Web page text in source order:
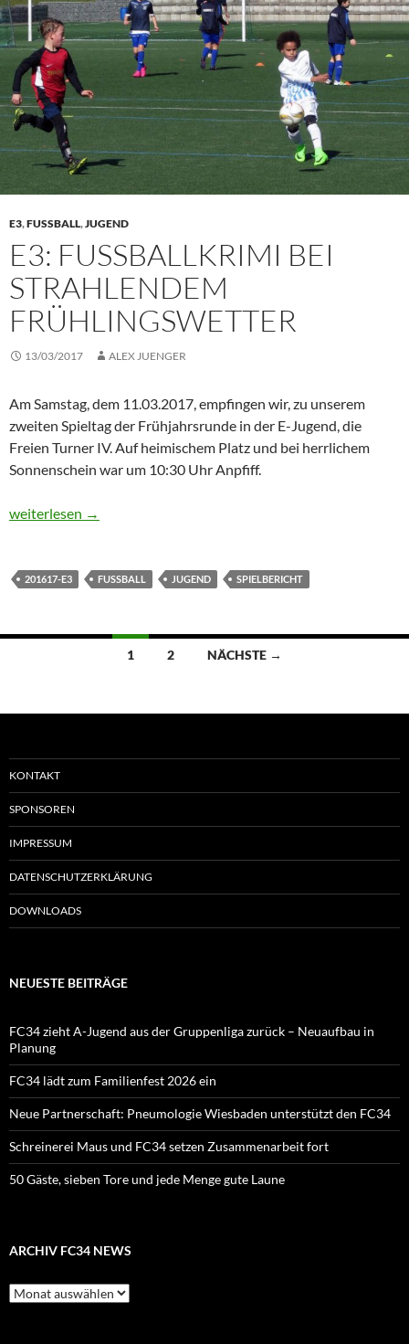
E3,FUSSBALL,JUGEND
E3: FUSSBALLKRIMI BEI S
TRAHLENDEM F
RÜHLINGSWETTER
13/03/2017 ALEX JUENGER
Am Samstag, dem 11.03.2017, empfingen wir, zu unserem
zweiten Spieltag der Frühjahrsrunde in der E-Jugend, die
Freien Turner IV. Auf heimischem Platz und bei herrlichem
Sonnenschein war um 10:30 Uhr Anpfiff.
E3: Fußballkrimi bei strahlendem Frühlingswetter
weiterlesen →
201617-E3 FUSSBALL JUGEND SPIELBERICHT
Beitragsnavigation
1 2 NÄCHSTE →
KONTAKT
SPONSOREN
IMPRESSUM
DATENSCHUTZERKLÄRUNG
DOWNLOADS
NEUESTE BEITRÄGE
FC34 zieht A-Jugend aus der Gruppenliga zurück – Neuaufbau in
Planung
FC34 lädt zum Familienfest 2026 ein
Neue Partnerschaft: Pneumologie Wiesbaden unterstützt den FC34
Schreinerei Maus und FC34 setzen Zusammenarbeit fort
50 Gäste, sieben Tore und jede Menge gute Laune
ARCHIV FC34 NEWS
Archiv
FC34